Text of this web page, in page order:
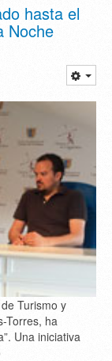
hasta el
Noche
Turismo y
Torres, ha
Una iniciativa